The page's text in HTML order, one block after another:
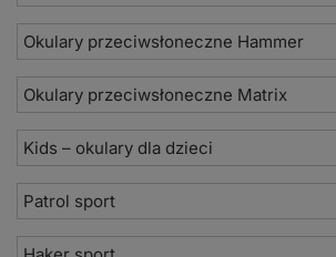
Okulary przeciwsłoneczne Hammer
Okulary przeciwsłoneczne Matrix
Kids – okulary dla dzieci
Patrol sport